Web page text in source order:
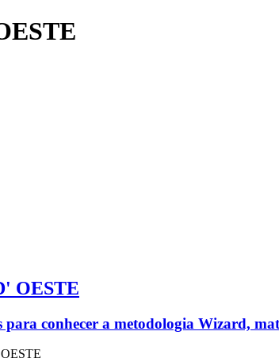
OESTE
para conhecer a metodologia Wizard,